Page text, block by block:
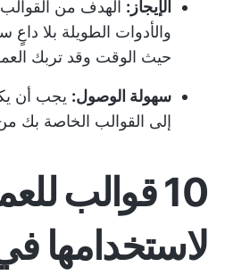
الإيجاز: الهدف من
والأدوات الطويلة بلا
حيث الوقت وقد تربك
سهولة الوصول: يجب أن
إلى القوالب الخاصة بك
10 قوالب
لاستخدامها